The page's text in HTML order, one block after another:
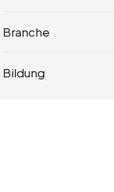
Branche
Bildung